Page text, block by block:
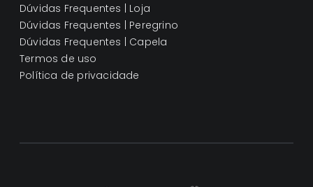
Dúvidas Frequentes | Loja
Dúvidas Frequentes | Peregrino
Dúvidas Frequentes | Capela
Termos de uso
Política de privacidade